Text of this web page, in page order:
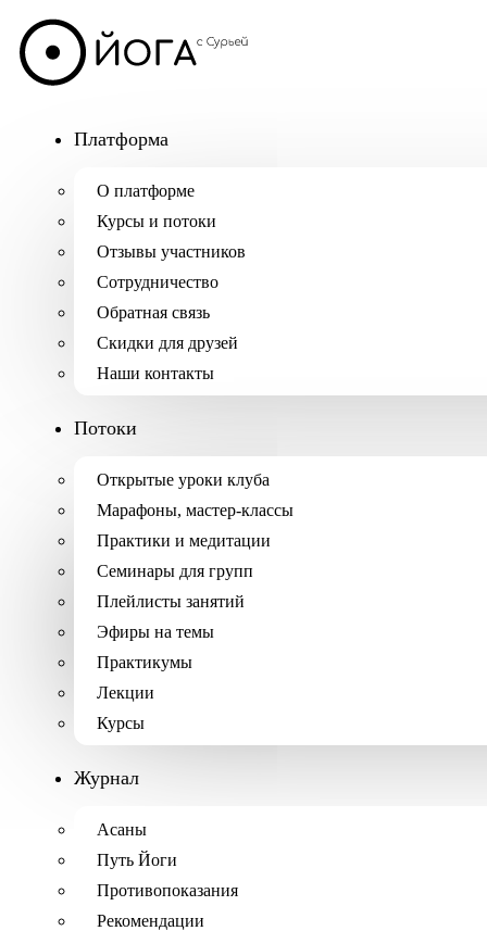
Платформа
О платформе
Курсы и потоки
Отзывы участников
Сотрудничество
Обратная связь
Скидки для друзей
Наши контакты
Потоки
Открытые уроки клуба
Марафоны, мастер-классы
Практики и медитации
Семинары для групп
Плейлисты занятий
Эфиры на темы
Практикумы
Лекции
Курсы
Журнал
Асаны
Путь Йоги
Противопоказания
Рекомендации